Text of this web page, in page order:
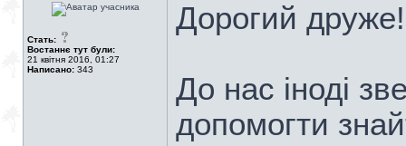
Стать:
Востаннє тут були:
21 квітня 2016, 01:27
Написано: 343
Дорогий друже!
До нас іноді
допомогти